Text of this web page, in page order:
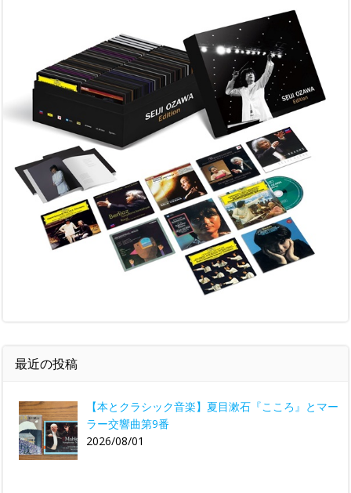
最近の投稿
【本とクラシック音楽】夏目漱石『こころ』とマー
ラー交響曲第9番
2026/08/01